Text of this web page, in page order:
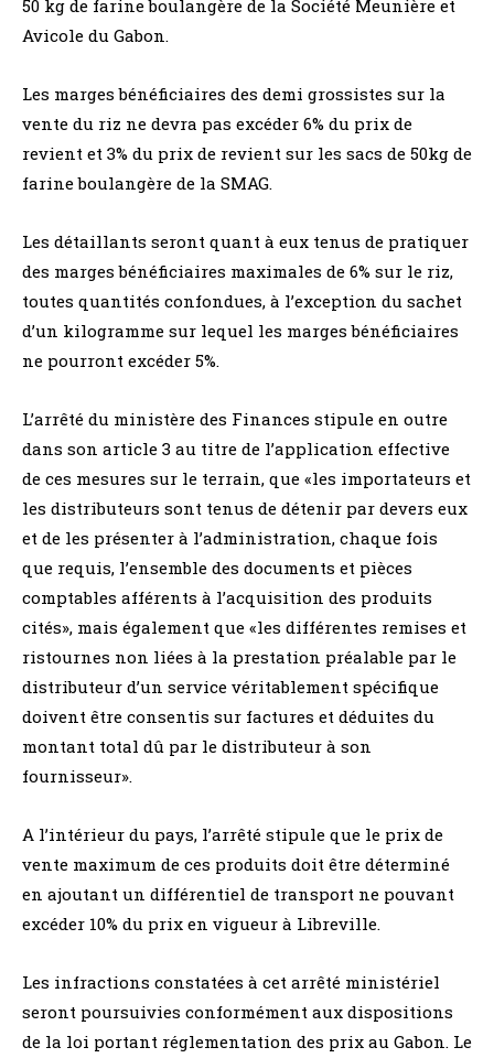
50 kg de farine boulangère de la Société Meunière et
Avicole du Gabon.
Les marges bénéficiaires des demi grossistes sur la
vente du riz ne devra pas excéder 6% du prix de
revient et 3% du prix de revient sur les sacs de 50kg de
farine boulangère de la SMAG.
Les détaillants seront quant à eux tenus de pratiquer
des marges bénéficiaires maximales de 6% sur le riz,
toutes quantités confondues, à l’exception du sachet
d’un kilogramme sur lequel les marges bénéficiaires
ne pourront excéder 5%.
L’arrêté du ministère des Finances stipule en outre
dans son article 3 au titre de l’application effective
de ces mesures sur le terrain, que «les importateurs et
les distributeurs sont tenus de détenir par devers eux
et de les présenter à l’administration, chaque fois
que requis, l’ensemble des documents et pièces
comptables afférents à l’acquisition des produits
cités», mais également que «les différentes remises et
ristournes non liées à la prestation préalable par le
distributeur d’un service véritablement spécifique
doivent être consentis sur factures et déduites du
montant total dû par le distributeur à son
fournisseur».
A l’intérieur du pays, l’arrêté stipule que le prix de
vente maximum de ces produits doit être déterminé
en ajoutant un différentiel de transport ne pouvant
excéder 10% du prix en vigueur à Libreville.
Les infractions constatées à cet arrêté ministériel
seront poursuivies conformément aux dispositions
de la loi portant réglementation des prix au Gabon. Le